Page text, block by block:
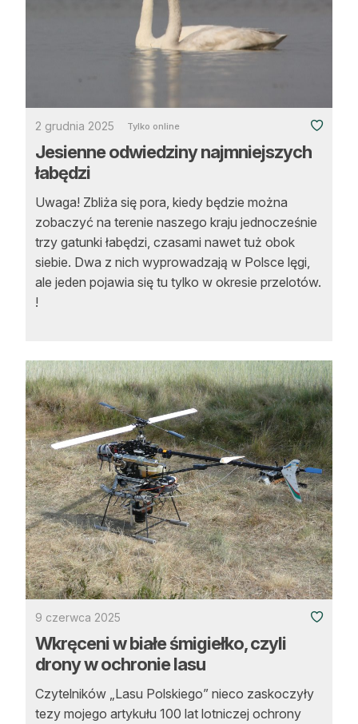
2 grudnia 2025 Tylko online
Jesienne odwiedziny najmniejszych
łabędzi
Uwaga! Zbliża się pora, kiedy będzie można
zobaczyć na terenie naszego kraju jednocześnie
trzy gatunki łabędzi, czasami nawet tuż obok
siebie. Dwa z nich wyprowadzają w Polsce lęgi,
ale jeden pojawia się tu tylko w okresie przelotów.
!
9 czerwca 2025
Wkręceni w białe śmigiełko, czyli
drony w ochronie lasu
Czytelników „Lasu Polskiego” nieco zaskoczyły
tezy mojego artykułu 100 lat lotniczej ochrony